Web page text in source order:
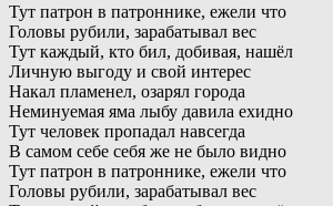
Тут патрон в патроннике, ежели что
Головы рубили, зарабатывал вес
Тут каждый, кто бил, добивая, нашёл
Личную выгоду и свой интерес
Накал пламенел, озарял города
Неминуемая яма лыбу давила ехидно
Тут человек пропадал навсегда
В самом себе себя же не было видно
Тут патрон в патроннике, ежели что
Головы рубили, зарабатывал вес